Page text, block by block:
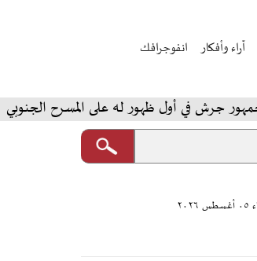
آراء وأفكار انفوجرافك
له على المسرح الجنوبي